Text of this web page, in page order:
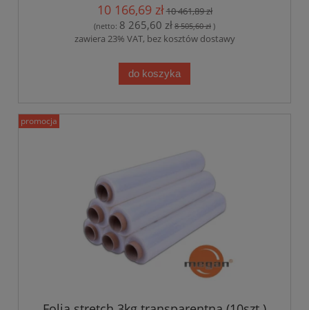
10 166,69 zł10 461,89 zł
(netto: 8 265,60 zł 8 505,60 zł )
zawiera 23% VAT, bez kosztów dostawy
do koszyka
promocja